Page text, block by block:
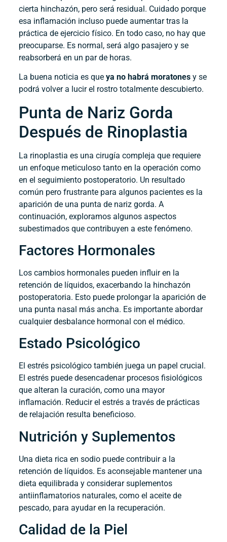
cierta hinchazón, pero será residual. Cuidado porque
esa inflamación incluso puede aumentar tras la
práctica de ejercicio físico. En todo caso, no hay que
preocuparse. Es normal, será algo pasajero y se
reabsorberá en un par de horas.
La buena noticia es que ya no habrá moratonesy se
podrá volver a lucir el rostro totalmente descubierto.
Punta de Nariz Gorda
Después de Rinoplastia
La rinoplastia es una cirugía compleja que requiere
un enfoque meticuloso tanto en la operación como
en el seguimiento postoperatorio. Un resultado
común pero frustrante para algunos pacientes es la
aparición de una punta de nariz gorda. A
continuación, exploramos algunos aspectos
subestimados que contribuyen a este fenómeno.
Factores Hormonales
Los cambios hormonales pueden influir en la
retención de líquidos, exacerbando la hinchazón
postoperatoria. Esto puede prolongar la aparición de
una punta nasal más ancha. Es importante abordar
cualquier desbalance hormonal con el médico.
Estado Psicológico
El estrés psicológico también juega un papel crucial.
El estrés puede desencadenar procesos fisiológicos
que alteran la curación, como una mayor
inflamación. Reducir el estrés a través de prácticas
de relajación resulta beneficioso.
Nutrición y Suplementos
Una dieta rica en sodio puede contribuir a la
retención de líquidos. Es aconsejable mantener una
dieta equilibrada y considerar suplementos
antiinflamatorios naturales, como el aceite de
pescado, para ayudar en la recuperación.
Calidad de la Piel